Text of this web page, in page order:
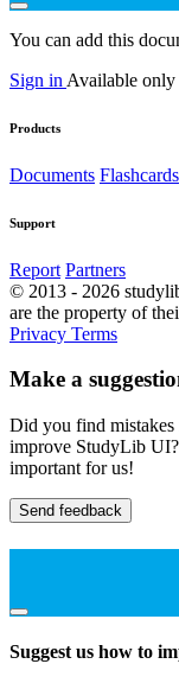
You can add this
Sign in Available only
Products
Documents Flashcards
Support
Report Partners
© 2013 - 2026
are the property of
Privacy Terms
Make a
Did you find
improve StudyLib UI?
important for us!
Send feedback
Suggest us how to